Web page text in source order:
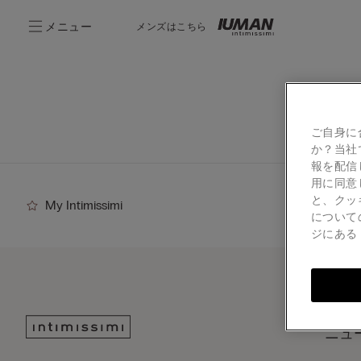
メニュー メンズはこちら
My Intimissimi
ニュ
ご自身
か？当社
報を配信
用に同
と、ク
につい
ジにある